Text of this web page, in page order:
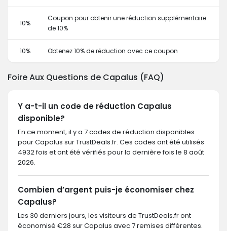
10%
Coupon pour obtenir une réduction supplémentaire
de 10%
10% Obtenez 10% de réduction avec ce coupon
Foire Aux Questions de Capalus (FAQ)
Y a-t-il un code de réduction Capalus
disponible?
En ce moment, il y a 7 codes de réduction disponibles
pour Capalus sur TrustDeals.fr. Ces codes ont été utilisés
4932 fois et ont été vérifiés pour la dernière fois le 8 août
2026.
Combien d’argent puis-je économiser chez
Capalus?
Les 30 derniers jours, les visiteurs de TrustDeals.fr ont
économisé €28 sur Capalus avec 7 remises différentes.